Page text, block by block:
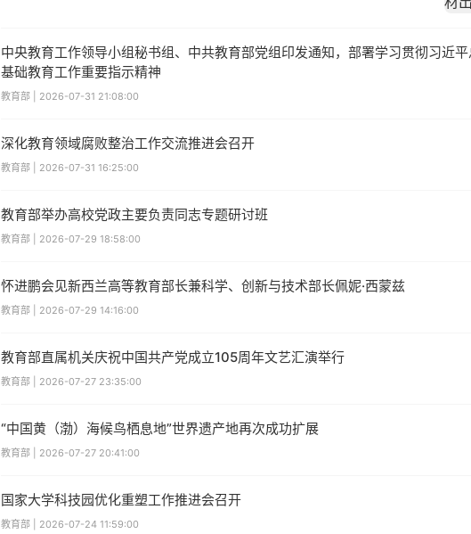
中央教育工作领导小组秘书组、中共教育部党组印发通知，部署学习贯彻习近
基础教育工作重要指示精神
教育部 | 2026-07-31 21:08:00
深化教育领域腐败整治工作交流推进会召开
教育部 | 2026-07-31 16:25:00
教育部举办高校党政主要负责同志专题研讨班
教育部 | 2026-07-29 18:58:00
怀进鹏会见新西兰高等教育部长兼科学、创新与技术部长佩妮·西蒙兹
教育部 | 2026-07-29 14:16:00
教育部直属机关庆祝中国共产党成立105周年文艺汇演举行
教育部 | 2026-07-27 23:35:00
“中国黄（渤）海候鸟栖息地”世界遗产地再次成功扩展
教育部 | 2026-07-27 20:41:00
国家大学科技园优化重塑工作推进会召开
教育部 | 2026-07-24 11:59:00